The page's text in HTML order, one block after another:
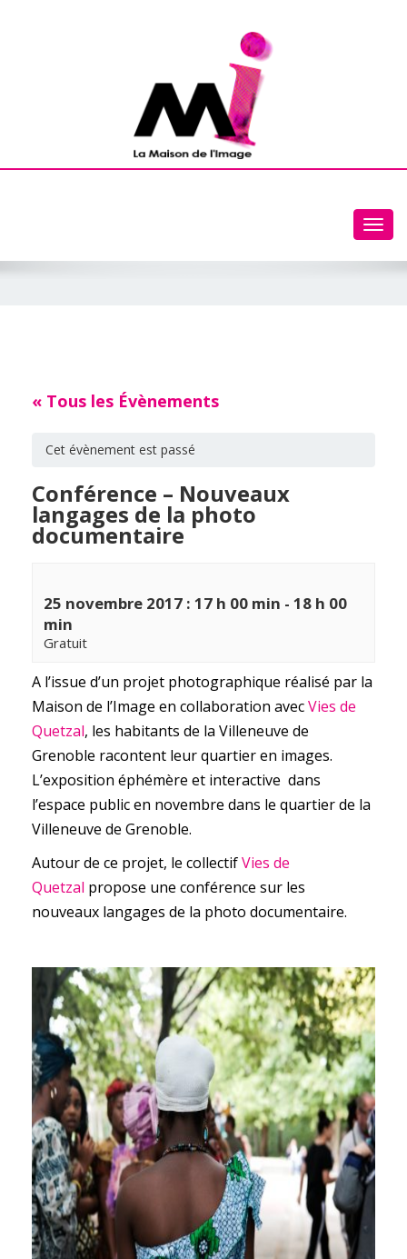
« Tous les Évènements
Cet évènement est passé
Conférence – Nouveaux
langages de la photo
documentaire
25 novembre 2017 : 17 h 00 min - 18 h 00
min
Gratuit
A l’issue d’un projet photographique réalisé par la
Maison de l’Image en collaboration avecVies de
Quetzal, les habitants de la Villeneuve de
Grenoble racontent leur quartier en images.
L’exposition éphémère et interactive dans
l’espace public en novembre dans le quartier de la
Villeneuve de Grenoble.
Autour de ce projet, le collectifVies de
Quetzal propose une conférence sur les
nouveaux langages de la photo documentaire.